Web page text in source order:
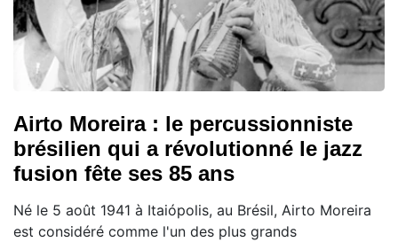
Airto Moreira : le percussionniste
brésilien qui a révolutionné le jazz
fusion fête ses 85 ans
Né le 5 août 1941 à Itaiópolis, au Brésil, Airto Moreira
est considéré comme l'un des plus grands